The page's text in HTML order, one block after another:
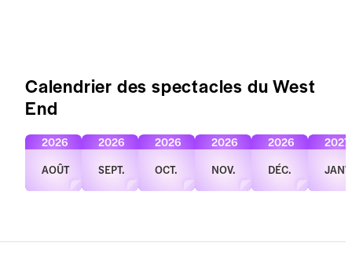
Calendrier des spectacles du West
End
AOÛT
2026
SEPT.
2026
OCT.
2026
NOV.
2026
DÉC.
2026
2027